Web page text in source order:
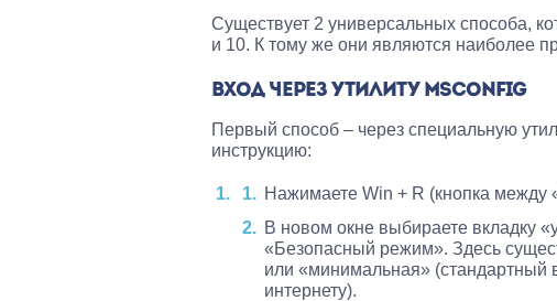
Существует 2 универсальных способа,
и 10. К тому же они являются наиболее
ВХОД ЧЕРЕЗ УТИЛИТУ MSCONFIG
Первый способ – через специальную
инструкцию:
Нажимаете Win + R (кнопка между
В новом окне выбираете вкладку
«Безопасный режим». Здесь
или «минимальная» (стандартный
интернету).